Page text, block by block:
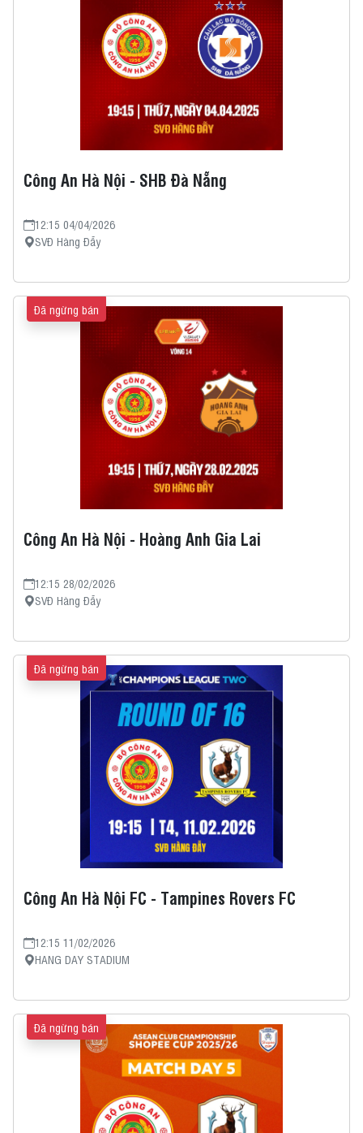
Công An Hà Nội - SHB Đà Nẵng
12:15 04/04/2026
SVĐ Hàng Đẫy
Công An Hà Nội - Hoàng Anh Gia Lai
12:15 28/02/2026
SVĐ Hàng Đẫy
Đã ngừng bán
Công An Hà Nội FC - Tampines Rovers FC
12:15 11/02/2026
HANG DAY STADIUM
Đã ngừng bán
Đã ngừng bán